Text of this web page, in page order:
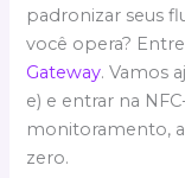
padronizar seus
você opera?
Gateway. Vamos
e) e entrar na
monitoramento,
zero.